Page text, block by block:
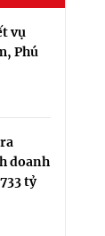
vụ
Phú
doanh
tỷ